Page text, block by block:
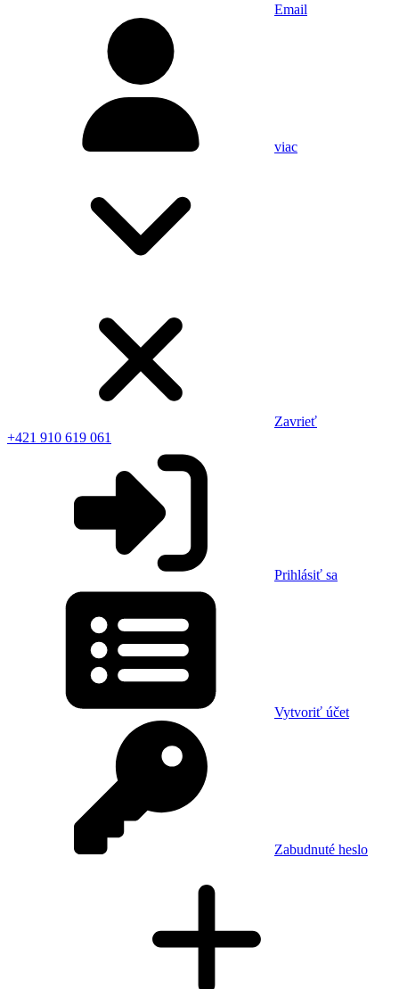
Email
viac
Zavrieť
+421 910 619 061
Prihlásiť sa
Vytvoriť účet
Zabudnuté heslo